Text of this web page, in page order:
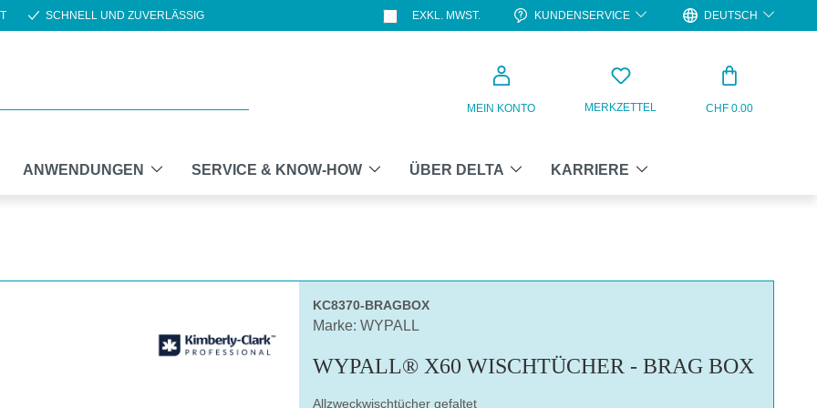
SCHNELL UND ZUVERLÄSSIG EXKL. MWST. KUNDENSERVICE DEUTSCH
MEIN KONTO MERKZETTEL CHF 0.00
ANWENDUNGEN SERVICE & KNOW-HOW ÜBER DELTA KARRIERE
KC8370-BRAGBOX
Marke: WYPALL
WYPALL® X60 WISCHTÜCHER - BRAG BOX
Allzweckwischtücher gefaltet